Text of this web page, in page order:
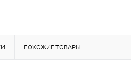
ПОХОЖИЕ ТОВАРЫ